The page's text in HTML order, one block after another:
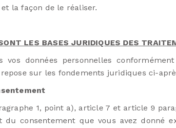
la façon de le réaliser.
LES BASES JURIDIQUES DES
vos données personnelles
sur les fondements juridiques ci-
1, point a), article 7 et article 9
du consentement que vous avez donné